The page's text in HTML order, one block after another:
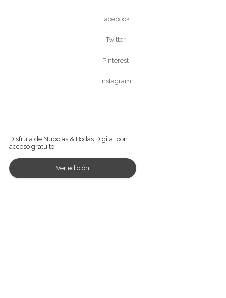
Facebook
Twitter
Pinterest
Instagram
Disfruta de Nupcias & Bodas Digital con
acceso gratuito
Ver edición